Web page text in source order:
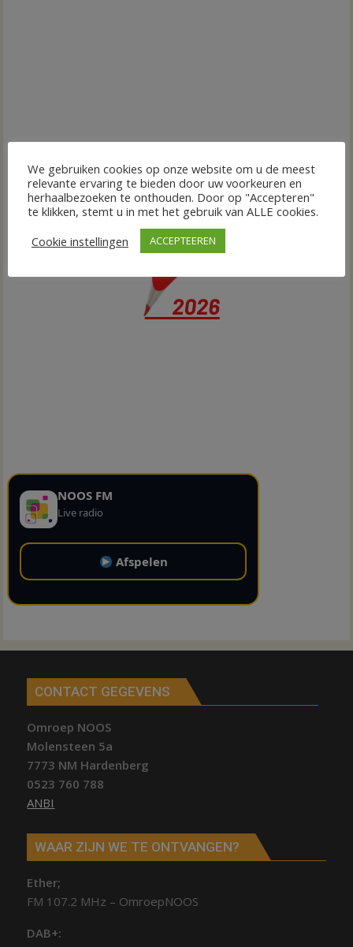
NOOS FM
Live radio
Afspelen
CONTACT GEGEVENS
Omroep NOOS
Molensteen 5a
7773 NM Hardenberg
0523 760 788
ANBI
WAAR ZIJN WE TE ONTVANGEN?
Ether;
FM 107.2 MHz – OmroepNOOS
DAB+:
We gebruiken cookies op onze website om u de meest
relevante ervaring te bieden door uw voorkeuren en
herhaalbezoeken te onthouden. Door op "Accepteren"
te klikken, stemt u in met het gebruik van ALLE cookies.
Cookie instellingen
ACCEPTEEREN